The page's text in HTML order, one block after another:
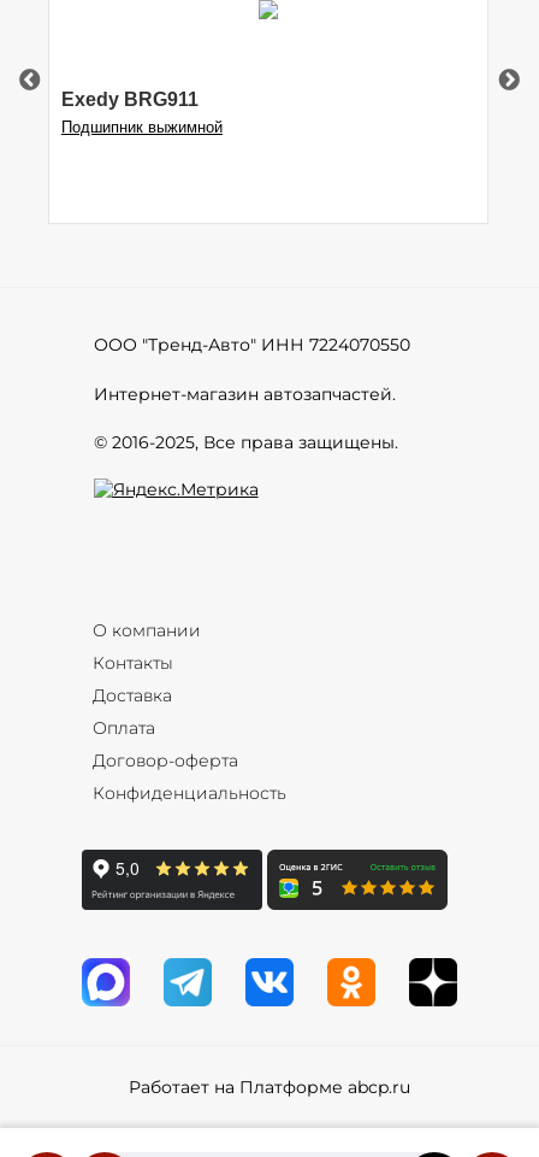
Exedy BRG911
Подшипник выжимной
ООО "Тренд-Авто" ИНН 7224070550
Интернет-магазин автозапчастей.
© 2016-2025, Все права защищены.
О компании
Контакты
Доставка
Оплата
Договор-оферта
Конфиденциальность
Работает на Платформе abcp.ru